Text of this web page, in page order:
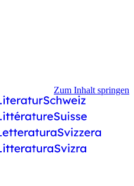
Zum Inhalt springen